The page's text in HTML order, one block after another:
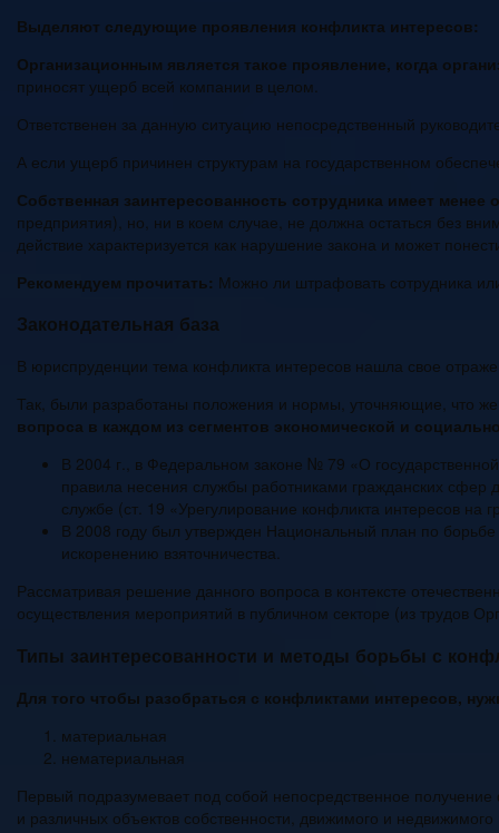
Выделяют следующие проявления конфликта интересов:
Организационным является такое проявление, когда
приносят ущерб всей компании в целом.
Ответственен за данную ситуацию непосредственный
А если ущерб причинен структурам на государственном
Собственная заинтересованность сотрудника имеет менее
предприятия), но, ни в коем случае, не должна остаться без
действие характеризуется как нарушение закона и может
Рекомендуем прочитать: Можно ли штрафовать сотрудника
Законодательная база
В юриспруденции тема конфликта интересов нашла свое
Так, были разработаны положения и нормы, уточняющие, что
вопроса в каждом из сегментов экономической и
В 2004 г., в Федеральном законе № 79 «О
правила несения службы работниками гражданских сфер
службе (ст. 19 «Урегулирование конфликта интересов на
В 2008 году был утвержден Национальный план по
искоренению взяточничества.
Рассматривая решение данного вопроса в контексте
осуществления мероприятий в публичном секторе (из трудов
Типы заинтересованности и методы борьбы с
Для того чтобы разобраться с конфликтами интересов,
материальная
нематериальная
Первый подразумевает под собой непосредственное
и различных объектов собственности, движимого и